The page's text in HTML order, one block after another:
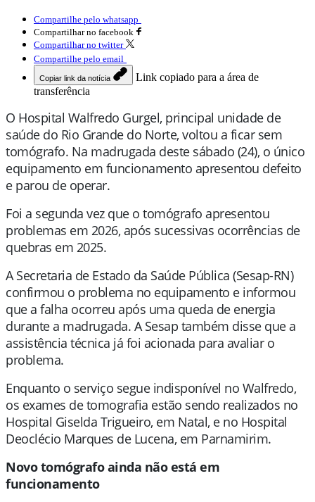
Compartilhe pelo whatsapp
Compartilhar no facebook
Compartilhar no twitter
Compartilhe pelo email
Copiar link da notícia
Link copiado para a área de
transferência
O Hospital Walfredo Gurgel, principal unidade de
saúde do Rio Grande do Norte, voltou a ficar sem
tomógrafo. Na madrugada deste sábado (24), o único
equipamento em funcionamento apresentou defeito
e parou de operar.
Foi a segunda vez que o tomógrafo apresentou
problemas em 2026, após sucessivas ocorrências de
quebras em 2025.
A Secretaria de Estado da Saúde Pública (Sesap-RN)
confirmou o problema no equipamento e informou
que a falha ocorreu após uma queda de energia
durante a madrugada. A Sesap também disse que a
assistência técnica já foi acionada para avaliar o
problema.
Enquanto o serviço segue indisponível no Walfredo,
os exames de tomografia estão sendo realizados no
Hospital Giselda Trigueiro, em Natal, e no Hospital
Deoclécio Marques de Lucena, em Parnamirim.
Novo tomógrafo ainda não está em
funcionamento